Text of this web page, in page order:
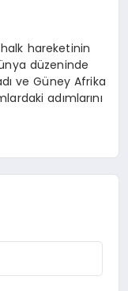
hareketinin
düzeninde
ve Güney Afrika
adımlarını